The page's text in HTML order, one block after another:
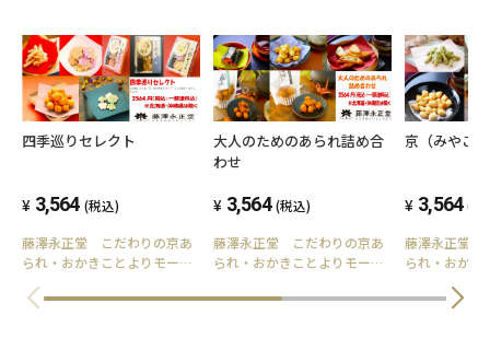
四季巡りセレクト
3,564 (税込)
藤澤永正堂 こだわりの京あ
られ・おかきことよりモール
大人のためのあられ詰め合
わせ
3,564 (税込)
藤澤永正堂 こだわりの京あ
られ・おかきことよりモール
京（みやこ
3,564 (税
藤澤永正堂
られ・おかき